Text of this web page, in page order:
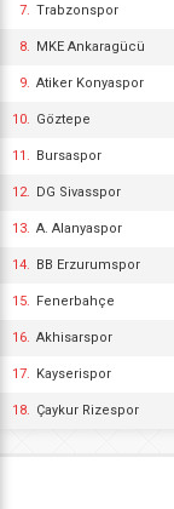
7. Trabzonspor
8. MKE Ankaragücü
9. Atiker Konyaspor
10. Göztepe
11. Bursaspor
12. DG Sivasspor
13. A. Alanyaspor
14. BB Erzurumspor
15. Fenerbahçe
16. Akhisarspor
17. Kayserispor
18. Çaykur Rizespor